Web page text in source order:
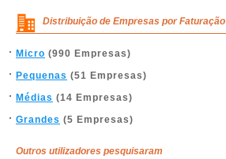
Distribuição de Empresas por Faturação
Micro (990 Empresas)
Pequenas (51 Empresas)
Médias (14 Empresas)
Grandes (5 Empresas)
Outros utilizadores pesquisaram